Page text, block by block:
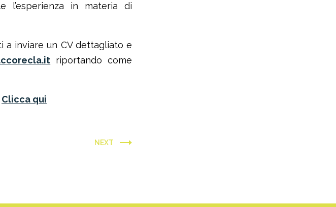
l’esperienza in materia di
a inviare un CV dettagliato e
riportando come
Clicca qui
NEXT